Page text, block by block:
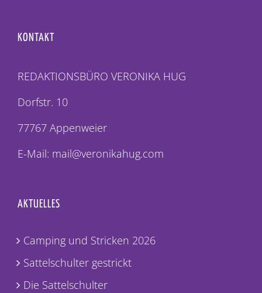
KONTAKT
REDAKTIONSBÜRO VERONIKA HUG
Dorfstr. 10
77767 Appenweier
E-Mail: mail@veronikahug.com
AKTUELLES
Camping und Stricken 2026
Sattelschulter gestrickt
Die Sattelschulter